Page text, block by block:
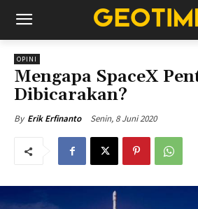
OPINI
Mengapa SpaceX
Dibicarakan?
By Erik Erfinanto Senin, 8 Juni 2020